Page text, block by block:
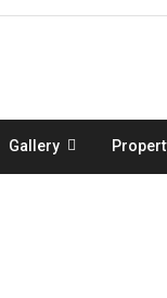
Gallery